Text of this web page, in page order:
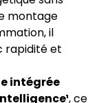
montage
il
rapidité et
intégrée
, ce